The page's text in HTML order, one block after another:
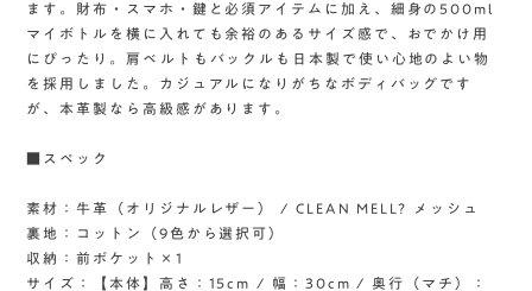
ます。財布・スマホ・鍵と必須アイテムに加え、細身の500ml
マイボトルを横に入れても余裕のあるサイズ感で、おでかけ用
にぴったり。肩ベルトもバックルも日本製で使い心地のよい物
を採用しました。カジュアルになりがちなボディバッグです
が、本革製なら高級感があります。
■スペック
素材：牛革（オリジナルレザー） / CLEAN MELL? メッシュ
裏地：コットン（9色から選択可）
収納：前ポケット×1
サイズ：【本体】高さ：15cm / 幅：30cm / 奥行（マチ）：